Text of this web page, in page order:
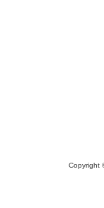
Copyright